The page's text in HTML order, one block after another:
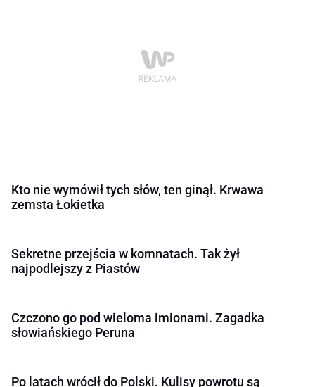
Kto nie wymówił tych słów, ten ginął. Krwawa
zemsta Łokietka
Sekretne przejścia w komnatach. Tak żył
najpodlejszy z Piastów
Czczono go pod wieloma imionami. Zagadka
słowiańskiego Peruna
Po latach wrócił do Polski. Kulisy powrotu są